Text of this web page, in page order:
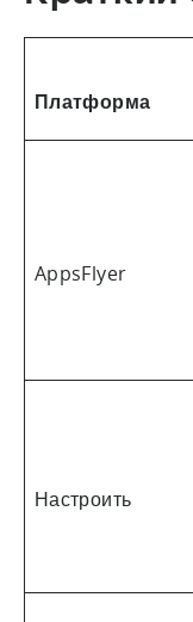
Платформа
AppsFlyer
Настроить